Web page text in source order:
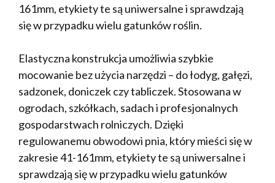
161mm, etykiety te są uniwersalne i sprawdzają
się w przypadku wielu gatunków roślin.
Elastyczna konstrukcja umożliwia szybkie
mocowanie bez użycia narzędzi – do łodyg, gałęzi,
sadzonek, doniczek czy tabliczek. Stosowana w
ogrodach, szkółkach, sadach i profesjonalnych
gospodarstwach rolniczych. Dzięki
regulowanemu obwodowi pnia, który mieści się w
zakresie 41-161mm, etykiety te są uniwersalne i
sprawdzają się w przypadku wielu gatunków